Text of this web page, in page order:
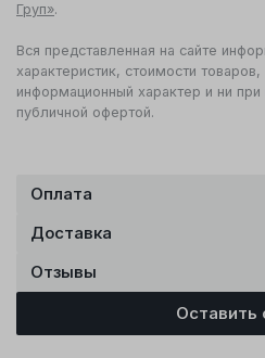
Груп».
Вся представленная на сайте
характеристик, стоимости
информационный характер и ни при
публичной офертой.
Оплата
Доставка
Отзывы
Оставить